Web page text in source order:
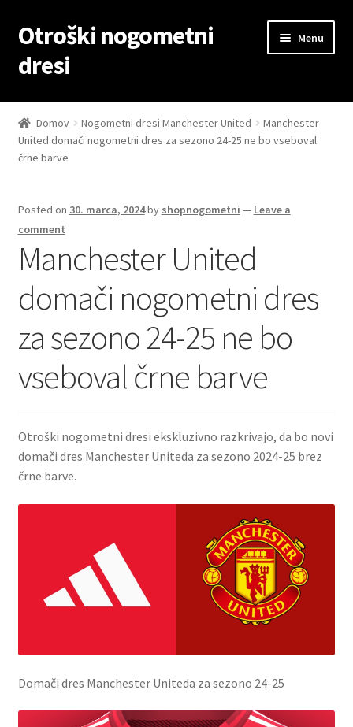
Skip
to
navigation
Skip
to
content
Otroški nogometni
dresi
Menu
Domov
Blog
Košarica
Moj račun
Trgovina
Zaključek nakupa
Domov Nogometni dresi Manchester United
Manchester
United domači nogometni dres za sezono 24-25 ne bo vseboval
črne barve
Posted on 30. marca, 2024by shopnogometni — Leave a
comment
Manchester United
domači nogometni dres
za sezono 24-25 ne bo
vseboval črne barve
Otroški nogometni dresi ekskluzivno razkrivajo, da bo novi
domači dres Manchester Uniteda za sezono 2024-25 brez
črne barve.
Domači dres Manchester Uniteda za sezono 24-25